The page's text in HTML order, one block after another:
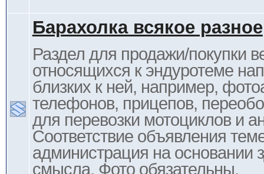
Барахолка всякое разное
Раздел для продажи/покупки
относящихся к эндуротеме
близких к ней, например,
телефонов, прицепов,
для перевозки мотоциклов и
Соответствие объявления
администрация на основании
смысла. Фото обязательны.